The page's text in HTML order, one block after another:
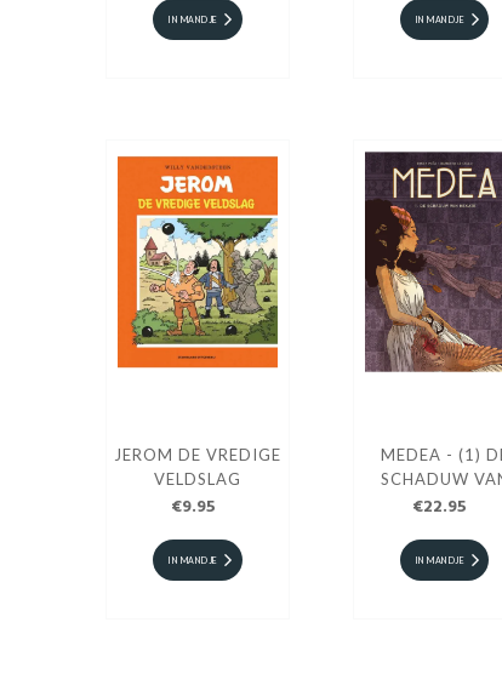
IN MANDJE IN MANDJE
JEROM DE VREDIGE
VELDSLAG
€9.95
IN MANDJE
MEDEA - (1)
SCHADUW
HEKATE HC
€22.95
IN MANDJE